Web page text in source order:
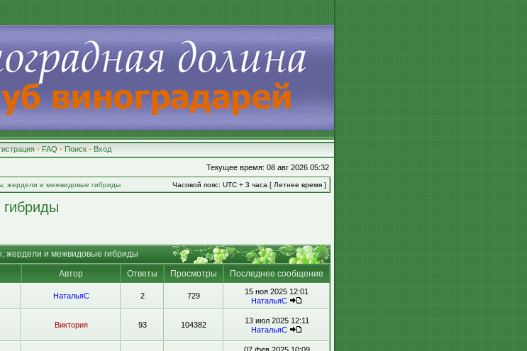
• FAQ • Поиск • Вход
Текущее время: 08 авг 2026 05:32
жердели и межвидовые гибриды Часовой пояс: UTC + 3 часа [ Летнее время ]
жердели и межвидовые гибриды
Автор Ответы Просмотры Последнее сообщение
НатальяС 2 729
15 ноя 2025 12:01
НатальяС
Виктория 93 104382
13 июл 2025 12:11
НатальяС